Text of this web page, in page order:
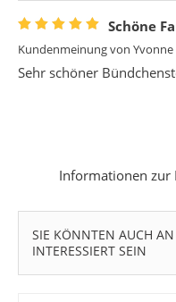
Schöne
Kundenmeinung von Yvonne
Sehr schöner
Informationen zur
SIE KÖNNTEN AUCH
INTERESSIERT SEIN